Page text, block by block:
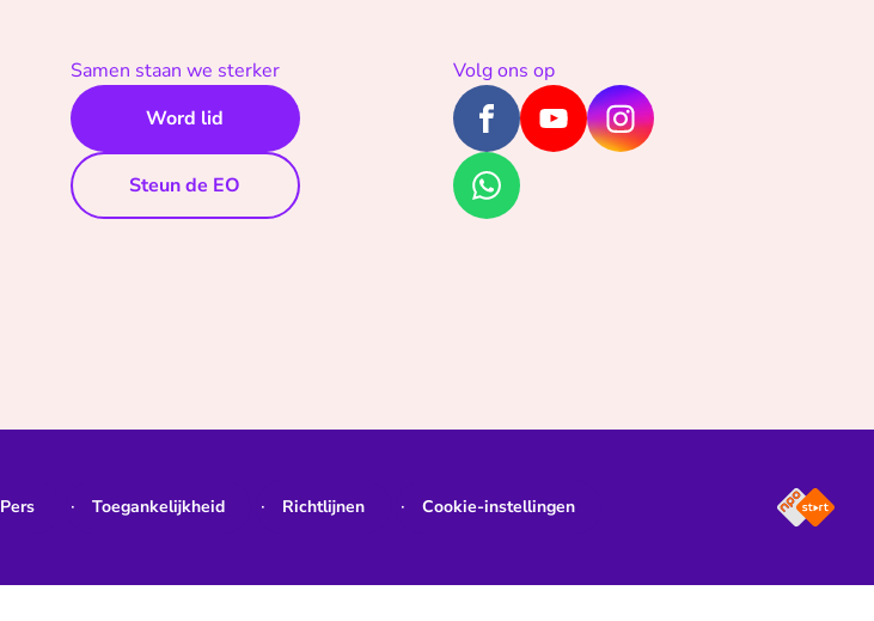
Samen staan we sterker
Word lid
Steun de EO
Volg ons op
Pers Toegankelijkheid Richtlijnen Cookie-instellingen